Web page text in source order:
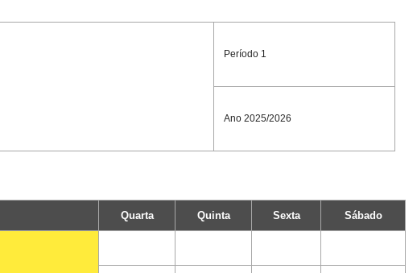
Período 1
Ano 2025/2026
Quarta Quinta Sexta Sábado